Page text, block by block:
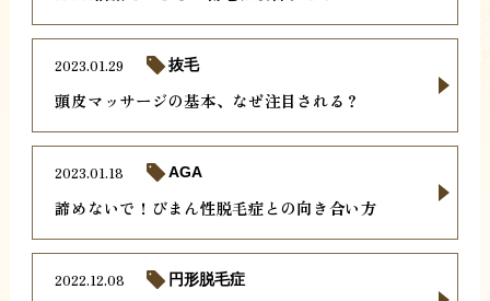
頭皮マッサージの基本、なぜ注目される？
2023.01.29 抜毛
諦めないで！びまん性脱毛症との向き合い方
2023.01.18 AGA
2022.12.08 円形脱毛症